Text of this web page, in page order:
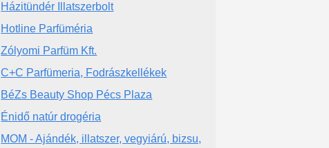
Házitündér Illatszerbolt
Hotline Parfüméria
Zólyomi Parfüm Kft.
C+C Parfümeria, Fodrászkellékek
BéZs Beauty Shop Pécs Plaza
Énidő natúr drogéria
MOM - Ajándék, illatszer, vegyiárú, bizsu,